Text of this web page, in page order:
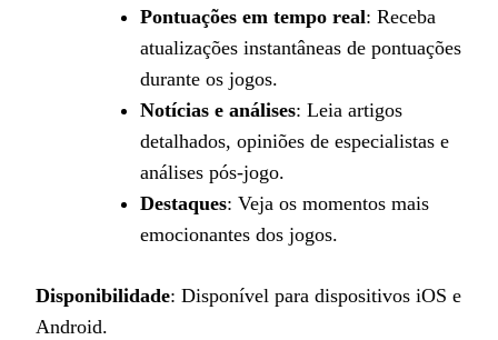
Pontuações em tempo real: Receba
atualizações instantâneas de pontuações
durante os jogos.
Notícias e análises: Leia artigos
detalhados, opiniões de especialistas e
análises pós-jogo.
Destaques: Veja os momentos mais
emocionantes dos jogos.
Disponibilidade: Disponível para dispositivos iOS e
Android.